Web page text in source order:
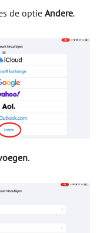
de optie Andere.
.